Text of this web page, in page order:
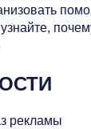
рекламы